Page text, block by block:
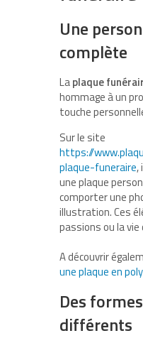
Une
complète
Laplaque
hommage à un
touche
Sur le site
https://
plaque-funeraire,
une plaque
comporter une
illustration. Ces
passions ou la
A découvrir
une plaque en
Des
différents